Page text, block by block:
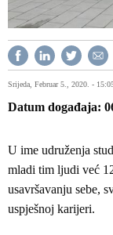
Srijeda, Februar 5., 2020. -
Datum događaja
U ime udruženja
mladi tim ljudi već
usavršavanju sebe,
uspješnoj karijeri.